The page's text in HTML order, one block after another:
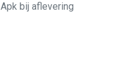
Apk bij aflevering